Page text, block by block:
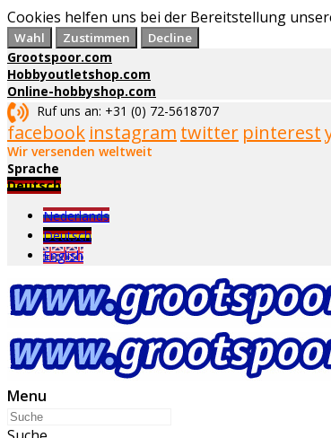
Cookies helfen uns bei der Bereitstellung
Wahl Zustimmen Decline
Grootspoor.com
Hobbyoutletshop.com
Online-hobbyshop.com
Ruf uns an: +31 (0) 72-5618707
facebook instagram twitter pinterest
Wir versenden weltweit
Sprache
Deutsch
Nederlands
Deutsch
English
Menu